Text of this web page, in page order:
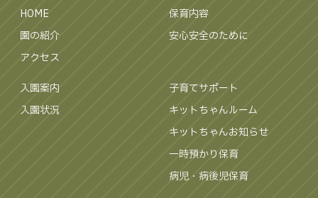
HOME
園の紹介
アクセス
保育内容
安心安全のために
入園案内
入園状況
子育てサポート
キットちゃんルーム
キットちゃんお知らせ
一時預かり保育
病児・病後児保育